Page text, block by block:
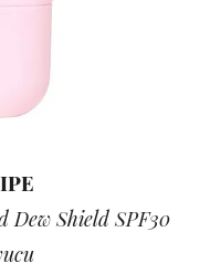
Dew Shield SPF30